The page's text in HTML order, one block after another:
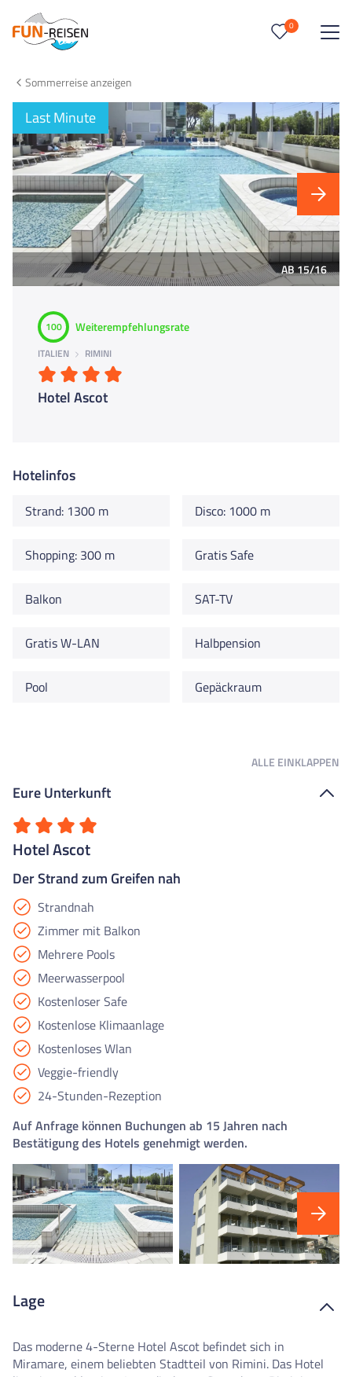
0
Keine Reisen auf der Merkliste
Sommerreise anzeigen
Last Minute
AB 15/16
100 Weiterempfehlungsrate
ITALIEN RIMINI
Hotel Ascot
Hotelinfos
Strand: 1300 m Disco: 1000 m
Shopping: 300 m Gratis Safe
Balkon SAT-TV
Gratis W-LAN Halbpension
Pool Gepäckraum
ALLE EINKLAPPEN
Eure Unterkunft
Hotel Ascot
Der Strand zum Greifen nah
Strandnah
Zimmer mit Balkon
Mehrere Pools
Meerwasserpool
Kostenloser Safe
Kostenlose Klimaanlage
Kostenloses Wlan
Veggie-friendly
24-Stunden-Rezeption
Auf Anfrage können Buchungen ab 15 Jahren nach
Bestätigung des Hotels genehmigt werden.
Lage
Das moderne 4-Sterne Hotel Ascot befindet sich in
Miramare, einem beliebten Stadtteil von Rimini. Das Hotel